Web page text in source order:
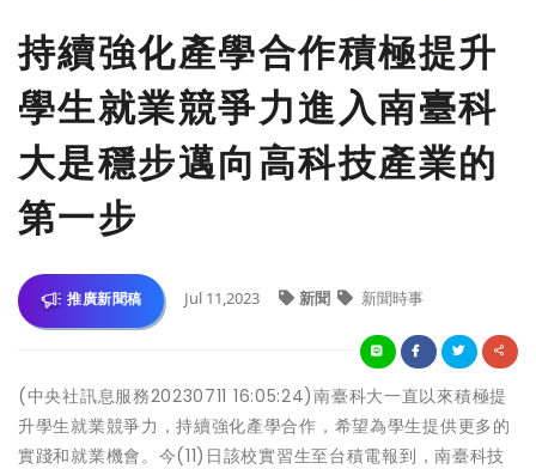
持續強化產學合作積極提升
學生就業競爭力進入南臺科
大是穩步邁向高科技產業的
第一步
推廣新聞稿 Jul 11,2023 新聞 新聞時事
(中央社訊息服務20230711 16:05:24)南臺科大一直以來積極提
升學生就業競爭力，持續強化產學合作，希望為學生提供更多的
實踐和就業機會。今(11)日該校實習生至台積電報到，南臺科技